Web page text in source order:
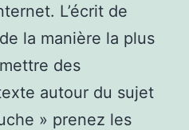
L’écrit de
la manière la plus
des
autour du sujet
» prenez les